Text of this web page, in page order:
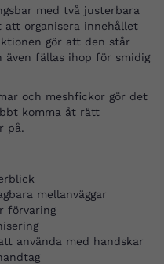
med två justerbara
att organisera innehållet
gör att den står
även fällas ihop för smidig
och meshfickor gör det
komma åt rätt
på.
mellanväggar
förvaring
använda med handskar